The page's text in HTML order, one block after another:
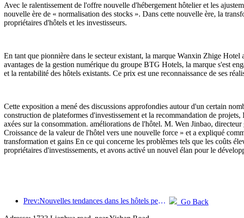
Avec le ralentissement de l'offre nouvelle d'hébergement hôtelier et les
nouvelle ère de « normalisation des stocks ». Dans cette nouvelle ère, la
propriétaires d'hôtels et les investisseurs.
En tant que pionnière dans le secteur existant, la marque Wanxin Zhige
avantages de la gestion numérique du groupe BTG Hotels, la marque s'est
et la rentabilité des hôtels existants. Ce prix est une reconnaissance de ses
Cette exposition a mené des discussions approfondies autour d'un certain
construction de plateformes d'investissement et la recommandation de
axées sur la consommation. améliorations de l'hôtel. M. Wen Jinbao,
Croissance de la valeur de l'hôtel vers une nouvelle force » et a expliqué
transformation et gains En ce qui concerne les problèmes tels que les coûts
propriétaires d'investissements, et avons activé un nouvel élan pour le
Prev:Nouvelles tendances dans les hôtels pendant la fête nationale 2024 : les post-00 portent le Hanfu et séjournent dans la « State Guesthouse » pour boire du thé et apprendre la calligraphie afin de démontrer leur confiance culturelle
Go Back